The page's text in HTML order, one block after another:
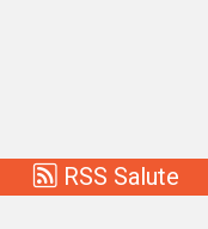
RSS Salute